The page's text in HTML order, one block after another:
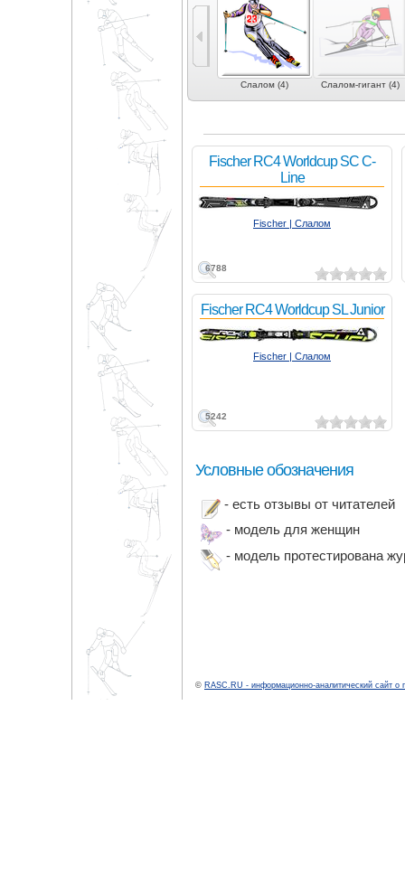
Фристайл (4) Слалом (4) Слалом-гигант (4)
6788
Fischer RC4 Worldcup SC C-
Line
Fischer | Слалом
5242
Fischer RC4 Worldcup SL Junior
Fischer | Слалом
Условные обозначения
- есть отзывы от читателей
- модель для женщин
- модель протестирована
© RASC.RU - информационно-аналитический сайт о